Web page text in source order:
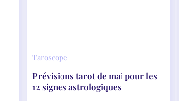
Taroscope
Prévisions tarot de mai pour les
12 signes astrologiques